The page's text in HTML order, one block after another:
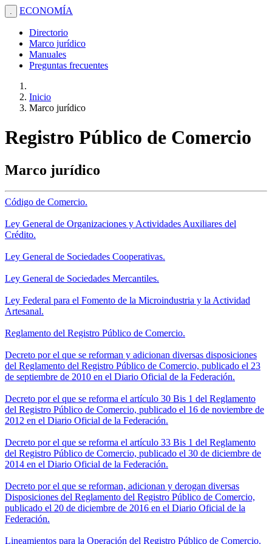
. ECONOMÍA
Directorio
Marco jurídico
Manuales
Preguntas frecuentes
Inicio
Marco jurídico
Registro Público de Comercio
Marco jurídico
Código de Comercio.
Ley General de Organizaciones y Actividades Auxiliares del
Crédito.
Ley General de Sociedades Cooperativas.
Ley General de Sociedades Mercantiles.
Ley Federal para el Fomento de la Microindustria y la Actividad
Artesanal.
Reglamento del Registro Público de Comercio.
Decreto por el que se reforman y adicionan diversas disposiciones
del Reglamento del Registro Público de Comercio, publicado el 23
de septiembre de 2010 en el Diario Oficial de la Federación.
Decreto por el que se reforma el artículo 30 Bis 1 del Reglamento
del Registro Público de Comercio, publicado el 16 de noviembre de
2012 en el Diario Oficial de la Federación.
Decreto por el que se reforma el artículo 33 Bis 1 del Reglamento
del Registro Público de Comercio, publicado el 30 de diciembre de
2014 en el Diario Oficial de la Federación.
Decreto por el que se reforman, adicionan y derogan diversas
Disposiciones del Reglamento del Registro Público de Comercio,
publicado el 20 de diciembre de 2016 en el Diario Oficial de la
Federación.
Lineamientos para la Operación del Registro Público de Comercio.